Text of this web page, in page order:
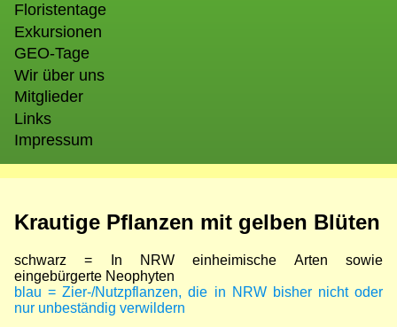
Floristentage
Exkursionen
GEO-Tage
Wir über uns
Mitglieder
Links
Impressum
Krautige Pflanzen mit gelben Blüten
schwarz = In NRW einheimische Arten sowie
eingebürgerte Neophyten
blau = Zier-/Nutzpflanzen, die in NRW bisher nicht oder
nur unbeständig verwildern